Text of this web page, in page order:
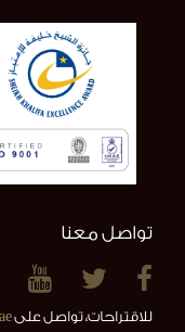
تواصل معنا
للاقتراحات، تواصل على